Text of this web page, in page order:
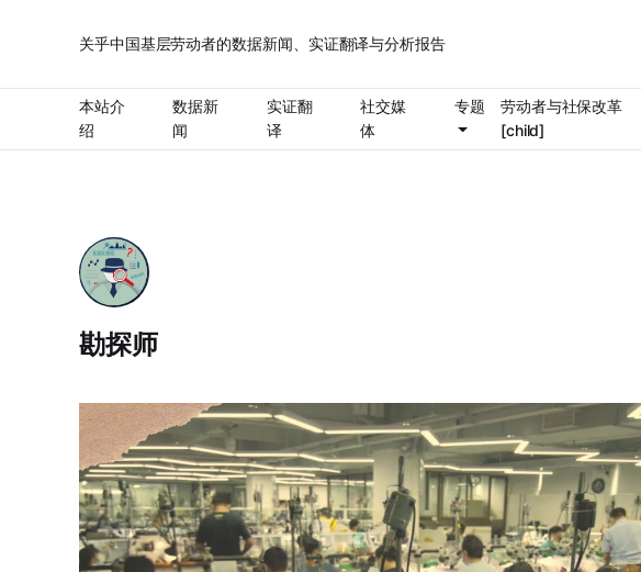
关乎中国基层劳动者的数据新闻、实证翻译与分析报告
本站介
绍
数据新
闻
实证翻
译
社交媒
体
专题
劳动者与社保改革
[child]
勘探师